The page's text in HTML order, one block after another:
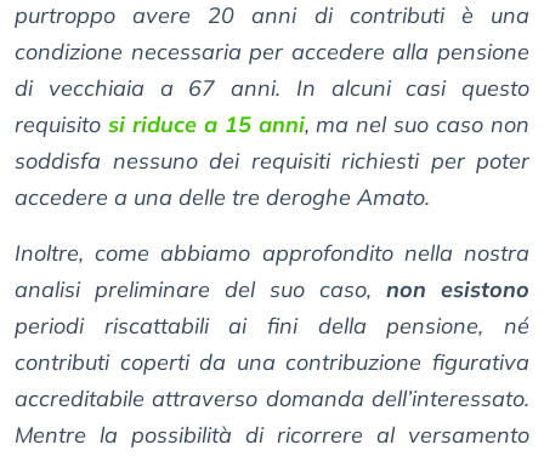
purtroppo avere 20 anni di contributi è una
condizione necessaria per accedere alla pensione
di vecchiaia a 67 anni. In alcuni casi questo
requisito si riduce a 15 anni, ma nel suo caso non
soddisfa nessuno dei requisiti richiesti per poter
accedere a una delle tre deroghe Amato.
Inoltre, come abbiamo approfondito nella nostra
analisi preliminare del suo caso, non esistono
periodi riscattabili ai fini della pensione, né
contributi coperti da una contribuzione figurativa
accreditabile attraverso domanda dell’interessato.
Mentre la possibilità di ricorrere al versamento